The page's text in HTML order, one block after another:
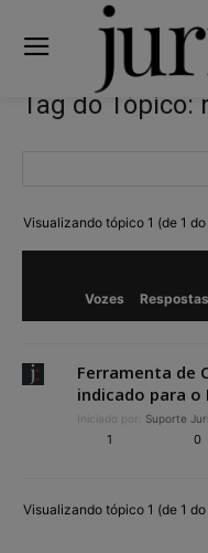
Tag do Tópico:
Visualizando tópico 1 (de 1
Vozes Respostas
Ferramenta de
indicado para o
Iniciado por: Suporte
1 0
Visualizando tópico 1 (de 1